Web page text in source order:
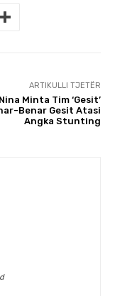
ARTIKULLI TJETËR
Minta Tim ‘Gesit’
Benar Gesit Atasi
Angka Stunting